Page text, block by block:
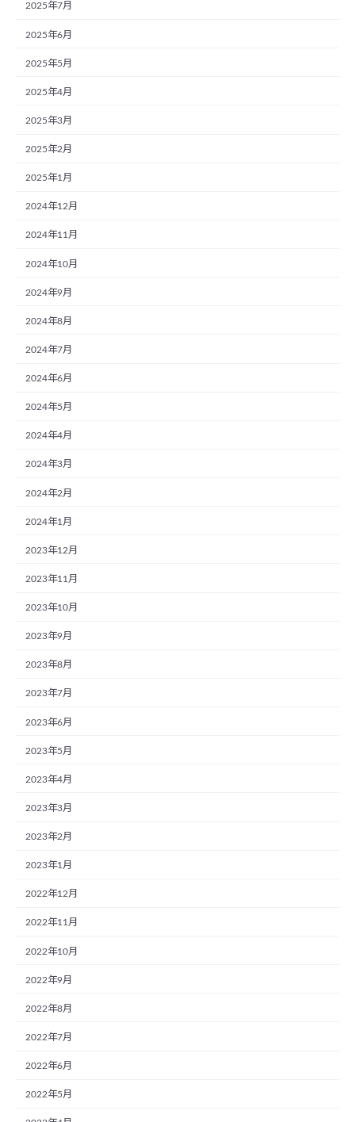
2025年7月
2025年6月
2025年5月
2025年4月
2025年3月
2025年2月
2025年1月
2024年12月
2024年11月
2024年10月
2024年9月
2024年8月
2024年7月
2024年6月
2024年5月
2024年4月
2024年3月
2024年2月
2024年1月
2023年12月
2023年11月
2023年10月
2023年9月
2023年8月
2023年7月
2023年6月
2023年5月
2023年4月
2023年3月
2023年2月
2023年1月
2022年12月
2022年11月
2022年10月
2022年9月
2022年8月
2022年7月
2022年6月
2022年5月